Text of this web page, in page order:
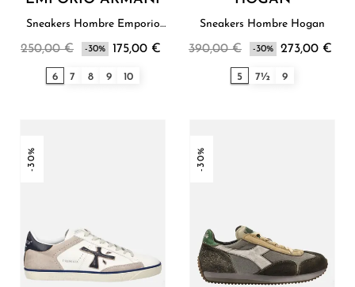
Sneakers Hombre Emporio
250,00 € -30% 175,00 €
6 7 8 9 10
Sneakers Hombre Hogan
390,00 € -30% 273,00 €
5 7½ 9
-30% -30%